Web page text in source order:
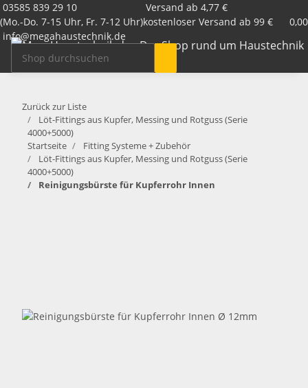
03585 839 29 10
(Mo.-Do. 7-15 Uhr, Fr. 7-12 Uhr)
info@megahaustechnik.de
Versand ab 4,77 €
kostenloser Versand ab 99 €
Zurück zur Liste
Löt-Fittings aus Kupfer, Messing und Rotguss (Serie
4000+5000)
Startseite
Fitting Systeme + Zubehör
Löt-Fittings aus Kupfer, Messing und Rotguss (Serie
4000+5000)
Reinigungsbürste für Kupferrohr Innen